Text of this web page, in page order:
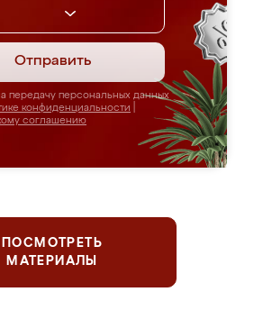
Отправить
передачу персональных данных
конфиденциальности
соглашению
ПОСМОТРЕТЬ
МАТЕРИАЛЫ